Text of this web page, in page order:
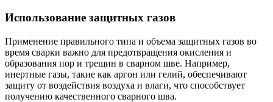
Использование защитных газов
Применение правильного типа и объема защитных газов во
время сварки важно для предотвращения окисления и
образования пор и трещин в сварном шве. Например,
инертные газы, такие как аргон или гелий, обеспечивают
защиту от воздействия воздуха и влаги, что способствует
получению качественного сварного шва.